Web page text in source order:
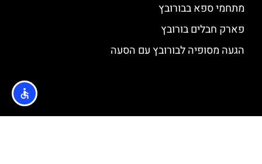
מתחמי ספא בבורובץ
פארק חבלים בורובץ
הגעה מסופיה לבורובץ עם הסעה